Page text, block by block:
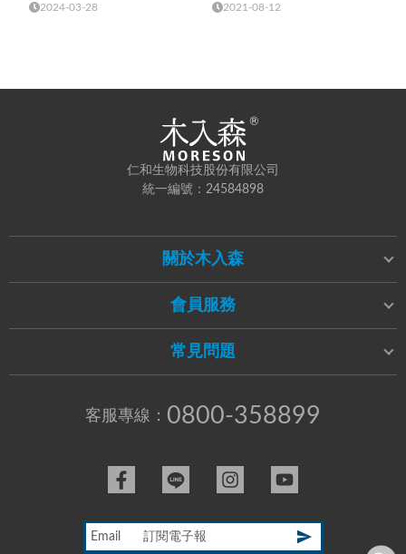
2024-03-28 2021-08-12
仁和生物科技股份有限公司
統一編號：24584898
關於木入森
會員服務
常見問題
客服專線： 0800-358899
Email